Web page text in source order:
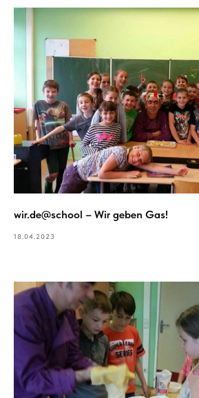
wir.de@school – Wir geben Gas!
18.04.2023